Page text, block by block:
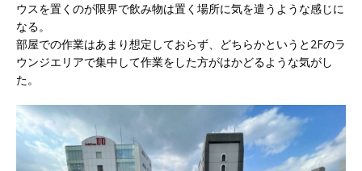
ウスを置くのが限界で飲み物は置く場所に気を遣うような感じに
なる。
部屋での作業はあまり想定しておらず、どちらかというと2Fのラ
ウンジエリアで集中して作業をした方がはかどるような気がし
た。